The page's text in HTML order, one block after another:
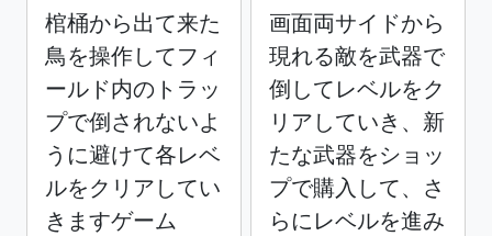
棺桶から出て来た
鳥を操作してフィ
ールド内のトラッ
プで倒されないよ
うに避けて各レベ
ルをクリアしてい
きますゲーム
画面両サイドから
現れる敵を武器で
倒してレベルをク
リアしていき、新
たな武器をショッ
プで購入して、さ
らにレベルを進み